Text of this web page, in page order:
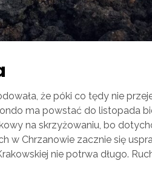
że póki co tędy nie
ma powstać do listopada
na skrzyżowaniu, bo
w Chrzanowie zacznie się
nie potrwa długo.